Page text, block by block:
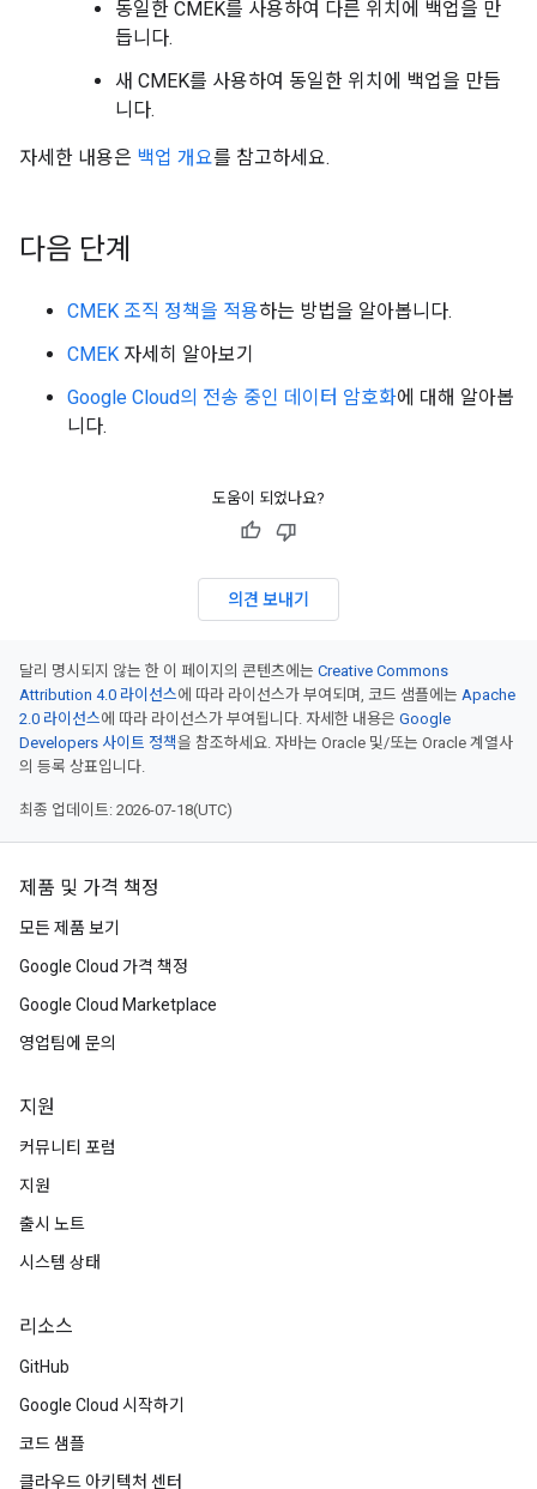
동일한 CMEK를 사용하여 다른 위치에 백업을 만
듭니다.
새 CMEK를 사용하여 동일한 위치에 백업을 만듭
니다.
자세한 내용은 백업 개요를 참고하세요.
다음 단계
CMEK 조직 정책을 적용하는 방법을 알아봅니다.
CMEK 자세히 알아보기
Google Cloud의 전송 중인 데이터 암호화에 대해 알아봅
니다.
도움이 되었나요?
의견 보내기
달리 명시되지 않는 한 이 페이지의 콘텐츠에는 Creative Commons
Attribution 4.0 라이선스에 따라 라이선스가 부여되며, 코드 샘플에는 Apache
2.0 라이선스에 따라 라이선스가 부여됩니다. 자세한 내용은 Google
Developers 사이트 정책을 참조하세요. 자바는 Oracle 및/또는 Oracle 계열사
의 등록 상표입니다.
최종 업데이트: 2026-07-18(UTC)
제품 및 가격 책정
모든 제품 보기
Google Cloud 가격 책정
Google Cloud Marketplace
영업팀에 문의
지원
커뮤니티 포럼
지원
출시 노트
시스템 상태
리소스
GitHub
Google Cloud 시작하기
코드 샘플
클라우드 아키텍처 센터